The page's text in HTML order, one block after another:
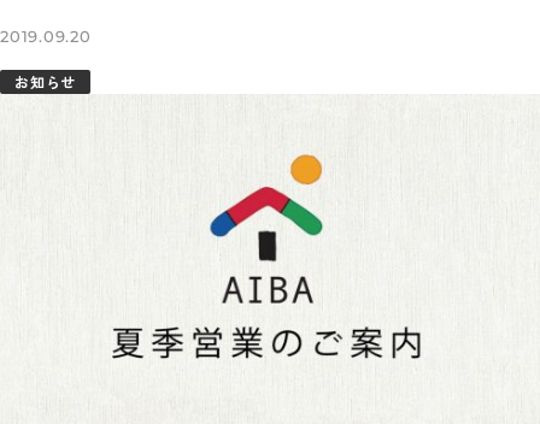
2019.09.20
お知らせ